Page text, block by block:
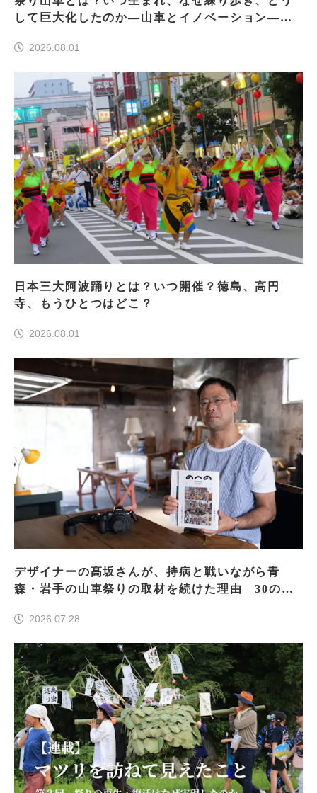
して巨大化したのか―山車とイノベーション―＜
2026.08.01
日本三大阿波踊りとは？いつ開催？徳島、高円
寺、もうひとつはどこ？
2026.08.01
デザイナーの髙坂さんが、持病と戦いながら青
森・岩手の山車祭りの取材を続けた理由 30の山
2026.07.28